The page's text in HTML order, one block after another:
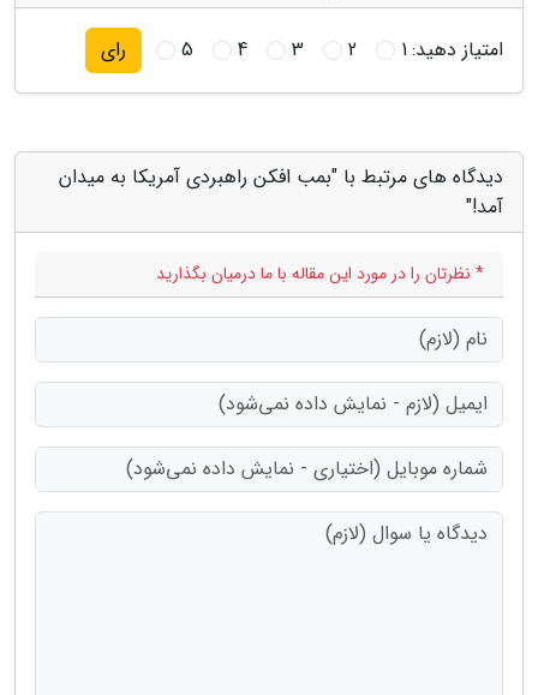
امتیاز دهید:1
2
3
4
5 رای
دیدگاه های مرتبط با "بمب افکن راهبردی آمریکا به میدان
آمد!"
* نظرتان را در مورد این مقاله با ما درمیان بگذارید